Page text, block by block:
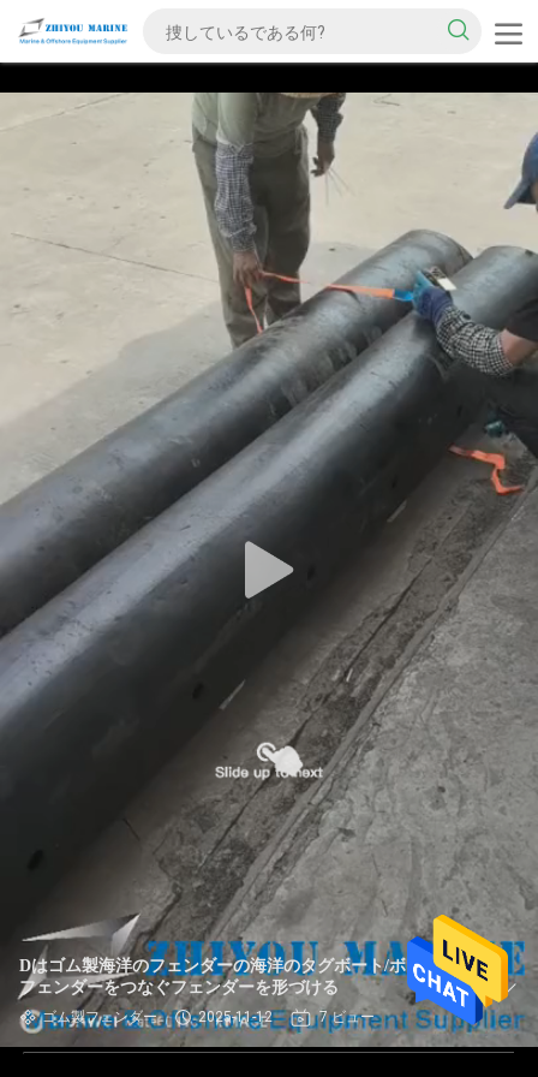
Dはゴム製海洋のフェンダーの海洋のタグボート/ボートの
フェンダーをつなぐフェンダーを形づける
ゴム製フェンダー 2025-11-12 7 ビュー